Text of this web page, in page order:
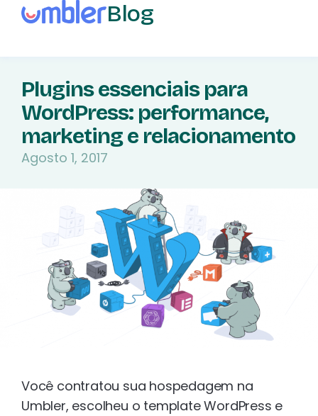
Blog
Plugins essenciais para
WordPress: performance,
marketing e relacionamento
Agosto 1, 2017
Você contratou sua hospedagem na
Umbler, escolheu o template WordPress e